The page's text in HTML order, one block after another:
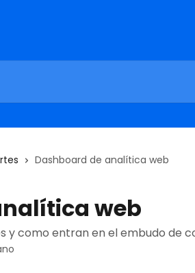
Dashboard de analítica web
web
y como entran en el embudo de